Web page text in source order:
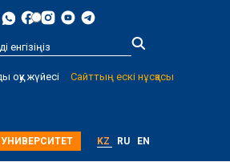
more
оқу жүйесі Сайттың ескі нұсқасы
KZ RU EN